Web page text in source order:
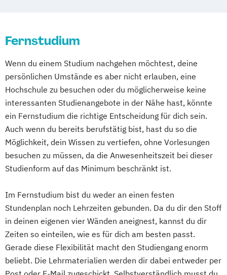
Master of Business Administration (DE/EN)
Mechatronik Mediendesign
Medieninformatik Medienmanagement
Medizinische Informatik Medizintechnik
Modemanagement
Nachhaltiges Management
New Work
Online Marketing
Online Marketing (DE/EN)
Personalentwicklung
Personalmanagement (DE/EN) Pflege
Pflegemanagement
Pflegepädagogik
Physiotherapie
Product Management (DE/EN)
Produktdesign
Projektmanagement (DE/EN)
Management
Pharmamanagement und -technologie
Praxis- und Versorgungsmanagement
Prozess- und Projektmanagement
Psychologie Pädagogik
Sales Management & Strategy
Soziale Arbeit
Soziale Arbeit im Online-Abendstudium
Sozialmanagement
Therapiewissenschaften - Ergotherapie
Therapiewissenschaften - Logopädie
Therapiewissenschaften - Physiotherapie
UX & Service Design UX-Design
Wirtschaftsingenieurwesen
Wirtschaftsingenieurwesen und
Logistikmanagement
Logistische Funktionsbereiche
Managing Diversity
Marketing
Marketing & Sales Management
Markt- und Werbepsychologie
Materialflusssysteme - Technologien
Planung und Steuerung
Mergers & Acquisitions
Nachhaltigkeitsmanagement
Personal & Organisation
Learning
Pflege
Pflegemanagement
Planung logistischer Netzwerke
Politikwissenschaft & Management
Process Management Consulting
Professionell verkaufen
Literaturwissenschaft
Mathematik
Mathematisch-technische
Softwareentwicklung
Mathematische und informatische
Grundlagen
Neuere deutsche Literatur im
medienkulturellen Kontext
Philosophie im europäischen Kontext
Kontext
Politikwissenschaft – Regieren und
Partizipation
Politikwissenschaft
Verwaltungswissenschaft Soziologie
Praktische Informatik Psychologie
Fernstudium
Wenn du einem Studium nachgehen möchtest, deine
persönlichen Umstände es aber nicht erlauben, eine
Hochschule zu besuchen oder du möglicherweise keine
interessanten Studienangebote in der Nähe hast, könnte
ein Fernstudium die richtige Entscheidung für dich sein.
Auch wenn du bereits berufstätig bist, hast du so die
Möglichkeit, dein Wissen zu vertiefen, ohne Vorlesungen
besuchen zu müssen, da die Anwesenheitszeit bei dieser
Studienform auf das Minimum beschränkt ist.
Im Fernstudium bist du weder an einen festen
Stundenplan noch Lehrzeiten gebunden. Da du dir den Stoff
in deinen eigenen vier Wänden aneignest, kannst du dir
Zeiten so einteilen, wie es für dich am besten passt.
Gerade diese Flexibilität macht den Studiengang enorm
beliebt. Die Lehrmaterialien werden dir dabei entweder per